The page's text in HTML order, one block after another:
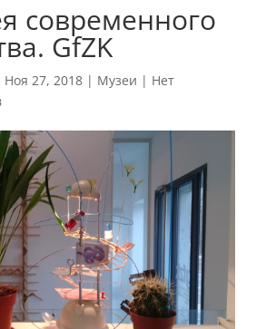
современного
GfZK
Ноя 27, 2018| Музеи | Нет